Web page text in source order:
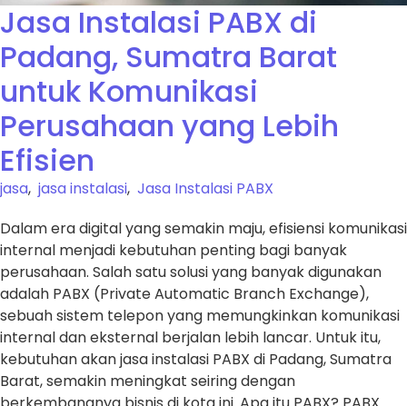
Jasa Instalasi PABX di
Padang, Sumatra Barat
untuk Komunikasi
Perusahaan yang Lebih
Efisien
jasa, jasa instalasi, Jasa Instalasi PABX
Dalam era digital yang semakin maju, efisiensi komunikasi
internal menjadi kebutuhan penting bagi banyak
perusahaan. Salah satu solusi yang banyak digunakan
adalah PABX (Private Automatic Branch Exchange),
sebuah sistem telepon yang memungkinkan komunikasi
internal dan eksternal berjalan lebih lancar. Untuk itu,
kebutuhan akan jasa instalasi PABX di Padang, Sumatra
Barat, semakin meningkat seiring dengan